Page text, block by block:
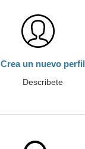
Crea un nuevo perfil
Describete